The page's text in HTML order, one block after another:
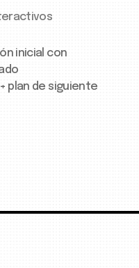
inicial con
plan de siguiente